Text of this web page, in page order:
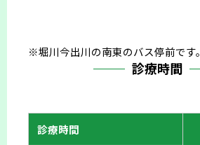
※堀川今出川の南東のバス停前です。
診療時間
診療時間